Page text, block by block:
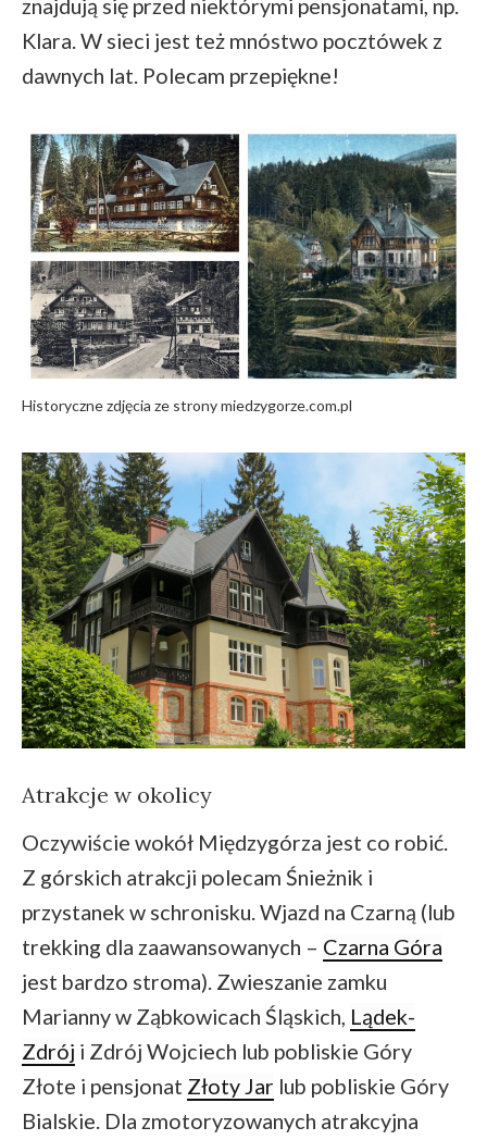
znajdują się przed niektórymi pensjonatami, np.
Klara. W sieci jest też mnóstwo pocztówek z
dawnych lat. Polecam przepiękne!
Historyczne zdjęcia ze strony miedzygorze.com.pl
Atrakcje w okolicy
Oczywiście wokół Międzygórza jest co robić.
Z górskich atrakcji polecam Śnieżnik i
przystanek w schronisku. Wjazd na Czarną (lub
trekking dla zaawansowanych – Czarna Góra
jest bardzo stroma). Zwieszanie zamku
Marianny w Ząbkowicach Śląskich, Lądek-
Zdrój i Zdrój Wojciech lub pobliskie Góry
Złote i pensjonat Złoty Jar lub pobliskie Góry
Bialskie. Dla zmotoryzowanych atrakcyjna